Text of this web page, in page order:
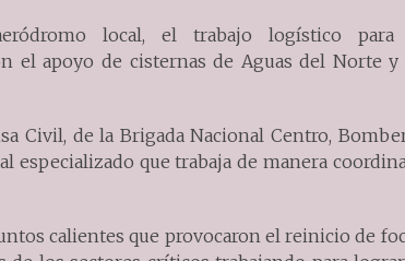
local, el trabajo logístico para
el apoyo de cisternas de Aguas del Norte y
Civil, de la Brigada Nacional Centro,
especializado que trabaja de manera
calientes que provocaron el reinicio de